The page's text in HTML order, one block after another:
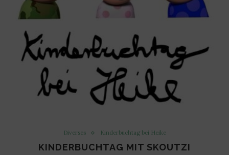
Diverses Kinderbuchtag bei Heike
KINDERBUCHTAG MIT SKOUTZI